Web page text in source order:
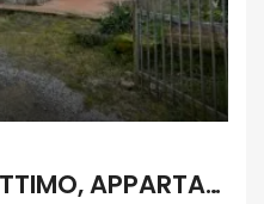
21V – CASALE MARITTIMO, APPARTAMENTO IN BIFAMILIARE